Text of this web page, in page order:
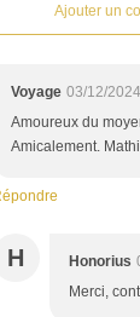
Ajouter un
Voyage 03/12/
Amoureux du
Amicalement.
H Honorius
Merci,